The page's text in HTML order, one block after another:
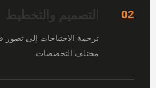
02 التصميم والتخطيط
ترجمة الاحتياجات إلى تصور
مختلف التخصصات.